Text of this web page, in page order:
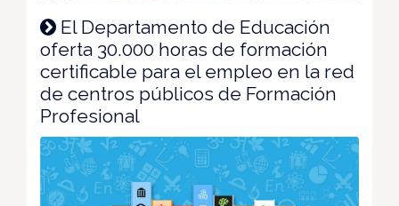
El Departamento de Educación
oferta 30.000 horas de formación
certificable para el empleo en la red
de centros públicos de Formación
Profesional